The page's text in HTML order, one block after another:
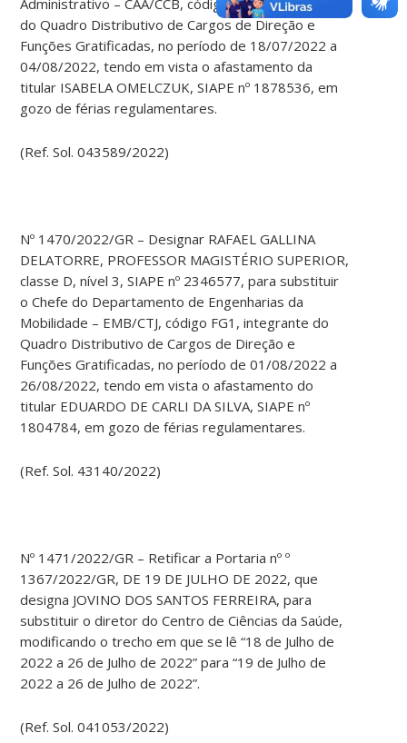
do Quadro Distributivo de Cargos de Direção e
Funções Gratificadas, no período de 18/07/2022 a
04/08/2022, tendo em vista o afastamento da
titular ISABELA OMELCZUK, SIAPE nº 1878536, em
gozo de férias regulamentares.
(Ref. Sol. 043589/2022)
Nº 1470/2022/GR – Designar RAFAEL GALLINA
DELATORRE, PROFESSOR MAGISTÉRIO SUPERIOR,
classe D, nível 3, SIAPE nº 2346577, para substituir
o Chefe do Departamento de Engenharias da
Mobilidade – EMB/CTJ, código FG1, integrante do
Quadro Distributivo de Cargos de Direção e
Funções Gratificadas, no período de 01/08/2022 a
26/08/2022, tendo em vista o afastamento do
titular EDUARDO DE CARLI DA SILVA, SIAPE nº
1804784, em gozo de férias regulamentares.
(Ref. Sol. 43140/2022)
Nº 1471/2022/GR – Retificar a Portaria nº º
1367/2022/GR, DE 19 DE JULHO DE 2022, que
designa JOVINO DOS SANTOS FERREIRA, para
substituir o diretor do Centro de Ciências da Saúde,
modificando o trecho em que se lê “18 de Julho de
2022 a 26 de Julho de 2022” para “19 de Julho de
2022 a 26 de Julho de 2022”.
(Ref. Sol. 041053/2022)